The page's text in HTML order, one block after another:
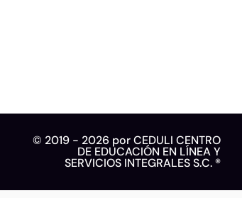
© 2019 - 2026 por CEDULI CENTRO
DE EDUCACIÓN EN LÍNEA Y
SERVICIOS INTEGRALES S.C. ®